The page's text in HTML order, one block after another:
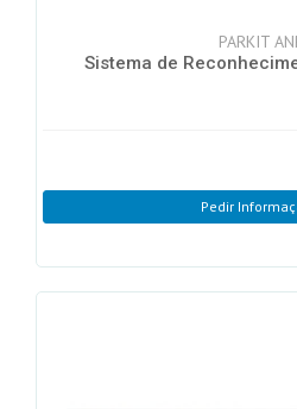
PARKIT
Sistema de
Pedir